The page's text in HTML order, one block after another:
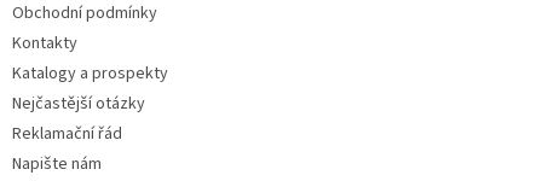
Obchodní podmínky
Kontakty
Katalogy a prospekty
Nejčastější otázky
Reklamační řád
Napište nám